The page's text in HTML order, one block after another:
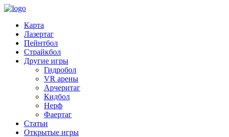
Карта
Лазертаг
Пейнтбол
Страйкбол
Другие игры
Гидробол
VR арены
Арчеритаг
Кидбол
Нерф
Фаертаг
Статьи
Открытые игры